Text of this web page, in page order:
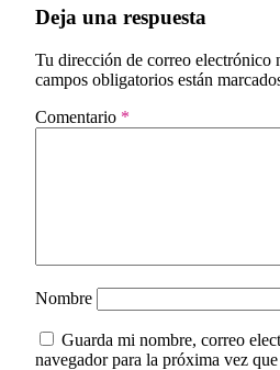
Deja una respuesta
Tu dirección de correo electrónico
campos obligatorios están
Comentario *
Nombre
Guarda mi nombre, correo
navegador para la próxima vez